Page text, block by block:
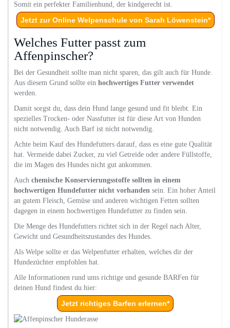
Somit ein perfekter Familienhund, der kindgerecht ist.
Jetzt zur Online Welpenschule von Sarah Löwenstein*
Welches Futter passt zum
Affenpinscher?
Bei der Gesundheit sollte man nicht sparen, das gilt auch für Hunde.
Aus diesem Grund sollte ein hochwertiges Futter verwendet
werden.
Damit sorgst du, dass dein Hund lange gesund und fit bleibt. Ein
spezielles Trocken- oder Nassfutter ist für diese Art von Hunden
nicht notwendig. Auch Barf ist nicht notwendig.
Achte beim Kauf des Hundefutters darauf, dass es eine gute Qualität
hat. Vermeide dabei Zucker, zu viel Getreide oder andere Füllstoffe,
die im Magen des Hundes nicht gut ankommen.
Auch chemische Konservierungsstoffe sollten in einem
hochwertigen Hundefutter nicht vorhanden sein. Ein hoher Anteil
an gutem Fleisch, Gemüse und anderen wichtigen Fetten sollten
dagegen in einem hochwertigen Hundefutter zu finden sein.
Die Menge des Hundefutters richtet sich in der Regel nach Alter,
Gewicht und Gesundheitszustandes des Hundes.
Als Welpe sollte er das Welpenfutter erhalten, welches dir der
Hundezüchter empfohlen hat.
Alle Informationen rund ums richtige und gesunde BARFen für
deinen Hund findest du hier:
Jetzt richtiges Barfen erlernen*